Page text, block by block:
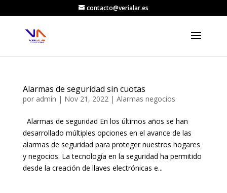
contacto@verialar.es
Alarmas de seguridad sin cuotas
por admin | Nov 21, 2022| Alarmas negocios
Alarmas de seguridad En los últimos años se han
desarrollado múltiples opciones en el avance de las
alarmas de seguridad para proteger nuestros hogares
y negocios. La tecnología en la seguridad ha permitido
desde la creación de llaves electrónicas e...